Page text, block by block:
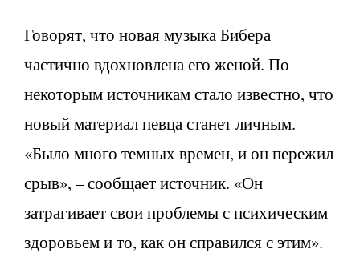
Говорят, что новая музыка Бибера
частично вдохновлена его женой. По
некоторым источникам стало известно, что
новый материал певца станет личным.
«Было много темных времен, и он пережил
срыв», – сообщает источник. «Он
затрагивает свои проблемы с психическим
здоровьем и то, как он справился с этим».